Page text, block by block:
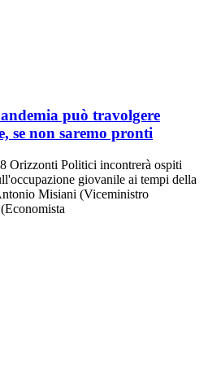
può travolgere
se non saremo pronti
Orizzonti Politici incontrerà ospiti
giovanile ai tempi della
Misiani (Viceministro